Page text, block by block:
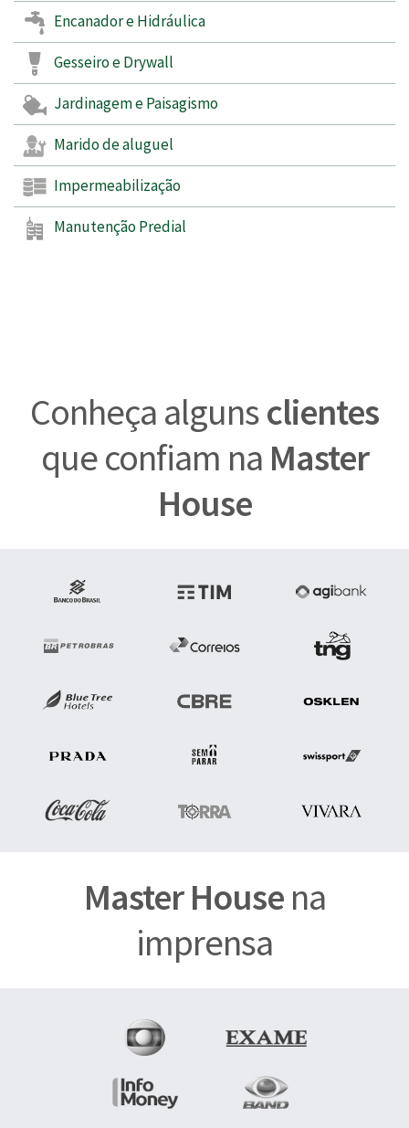
Encanador e Hidráulica
Gesseiro e Drywall
Jardinagem e Paisagismo
Marido de aluguel
Impermeabilização
Manutenção Predial
Conheça algunsclientes
que confiam na Master
House
Master Housena
imprensa